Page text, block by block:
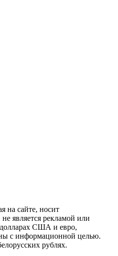
на сайте, носит
является рекламой или
США и евро,
с информационной целью.
рублях.